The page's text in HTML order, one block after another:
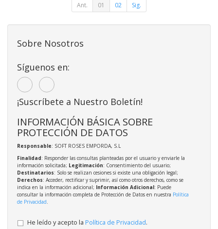
Ant. 01 02 Sig.
Sobre Nosotros
Síguenos en:
¡Suscríbete a Nuestro Boletín!
INFORMACIÓN BÁSICA SOBRE
PROTECCIÓN DE DATOS
Responsable: SOFT ROSES EMPORDA, S.L
Finalidad: Responder las consultas planteadas por el usuario y enviarle la
información solicitada; Legitimación: Consentimiento del usuario;
Destinatarios: Solo se realizan cesiones si existe una obligación legal;
Derechos: Acceder, rectificar y suprimir, así como otros derechos, como se
indica en la información adicional; Información Adicional: Puede
consultar la información completa de Protección de Datos en nuestra Política
de Privacidad
He leído y acepto la Política de Privacidad.